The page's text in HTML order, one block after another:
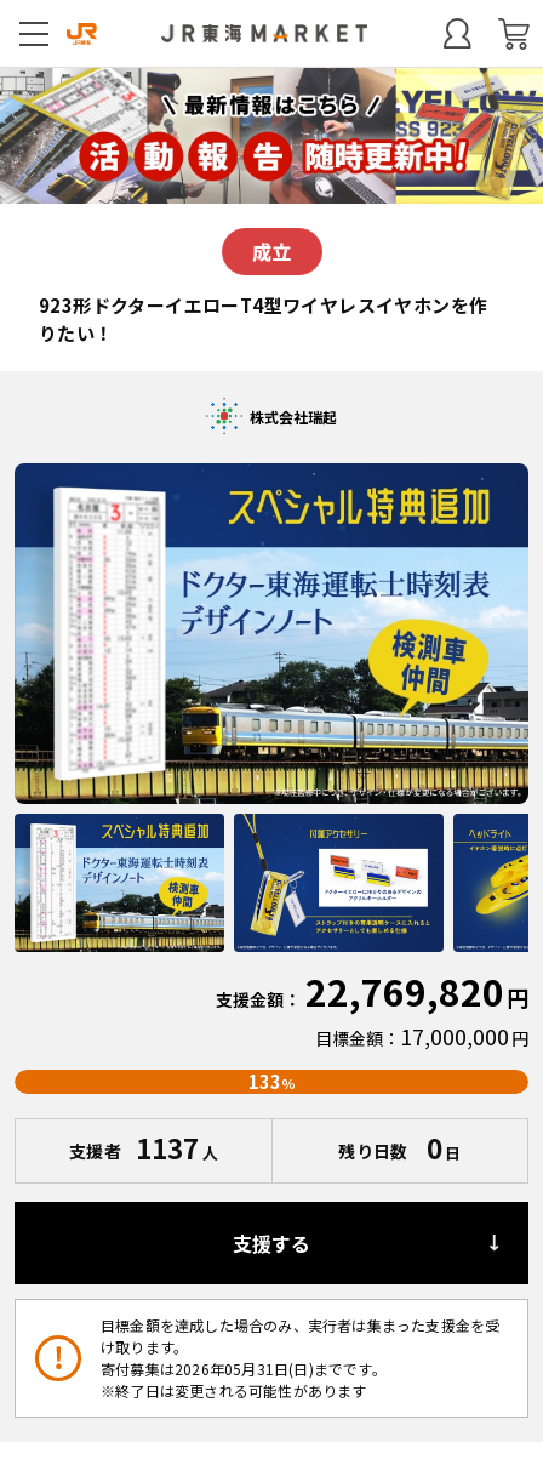
923形ドクターイエローT4型ワイヤレスイヤホンを作
りたい！
株式会社瑞起
支援金額： 22,769,820円
目標金額： 17,000,000 円
133%
支援者 1137 人 残り日数 0 日
支援する
目標金額を達成した場合のみ、実行者は集まった支援金を受
け取ります。
寄付募集は2026年05月31日(日)までです。
※終了日は変更される可能性があります